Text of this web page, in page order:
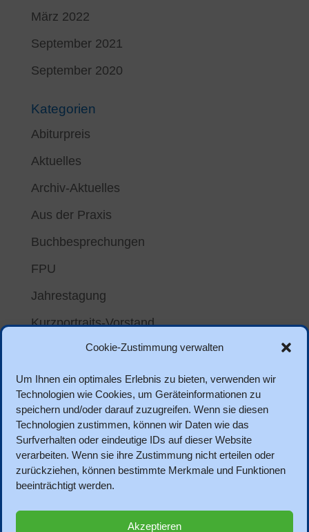
Cookie-Zustimmung verwalten
Um Ihnen ein optimales Erlebnis zu bieten, verwenden wir
Technologien wie Cookies, um Geräteinformationen zu
speichern und/oder darauf zuzugreifen. Wenn sie diesen
Technologien zustimmen, können wir Daten wie das
Surfverhalten oder eindeutige IDs auf dieser Website
verarbeiten. Wenn sie ihre Zustimmung nicht erteilen oder
zurückziehen, können bestimmte Merkmale und Funktionen
beeinträchtigt werden.
Akzeptieren
März 2022
September 2021
September 2020
Kategorien
Abiturpreis
Aktuelles
Archiv-Aktuelles
Aus der Praxis
Buchbesprechungen
FPU
Jahrestagung
Kurzportraits-Vorstand
Anmelden
Eintrags-Feed
Kommentar-Feed
WordPress.org